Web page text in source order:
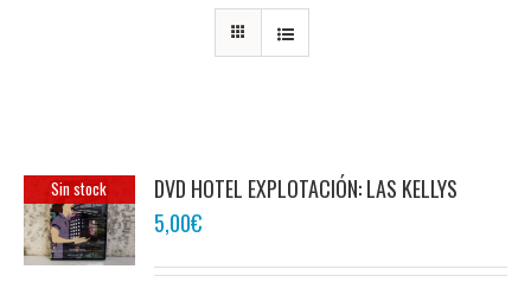
Sin stock
DVD HOTEL EXPLOTACIÓN: LAS KELLYS
5,00€